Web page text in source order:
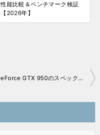
性能比較＆ベンチマーク検証
【2026年】
GeForce GTX 950のスペックレビュー＆性能ベンチマークを検証【2026年】